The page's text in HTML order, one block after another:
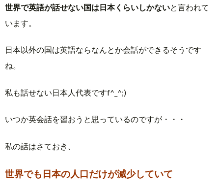
世界で英語が話せない国は日本くらいしかないと言われて
います。
日本以外の国は英語ならなんとか会話ができるそうです
ね。
私も話せない日本人代表ですf^_^;)
いつか英会話を習おうと思っているのですが・・・
私の話はさておき、
世界でも日本の人口だけが減少していて